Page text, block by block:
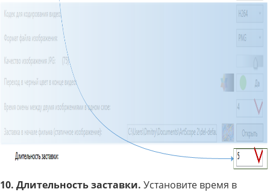
10. Длительность заставки. Установите время в